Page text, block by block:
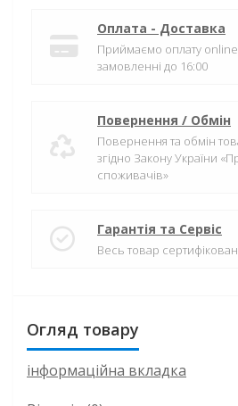
Оплата - Доставка
Приймаємо оплату
замовленні до 16:00
Повернення / Обмін
Повернення та обмін
згідно Закону України
споживачів»
Гарантія та Сервіс
Весь товар
Огляд товару
інформаційна вкладка